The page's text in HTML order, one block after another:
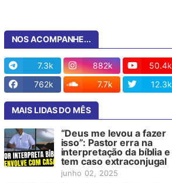
NOS ACOMPANHE...
7.3k 882k
50.4k
762k
7.7k 12.3k
MAIS LIDAS DO MÊS
“Deus me levou a fazer
isso”: Pastor erra na
interpretação da bíblia e
tem caso extraconjugal
junho 02, 2025